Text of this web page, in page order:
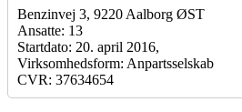
Benzinvej 3, 9220 Aalborg ØST
Ansatte: 13
Startdato: 20. april 2016,
Virksomhedsform: Anpartsselskab
CVR: 37634654